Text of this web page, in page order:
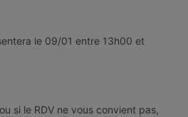
le 09/01 entre 13h00 et
si le RDV ne vous convient pas,